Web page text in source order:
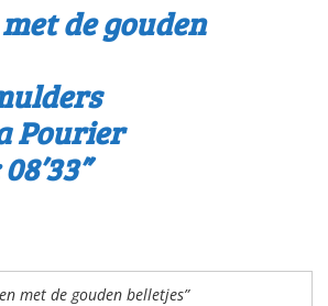
de gouden
Pourier
met de gouden belletjes”